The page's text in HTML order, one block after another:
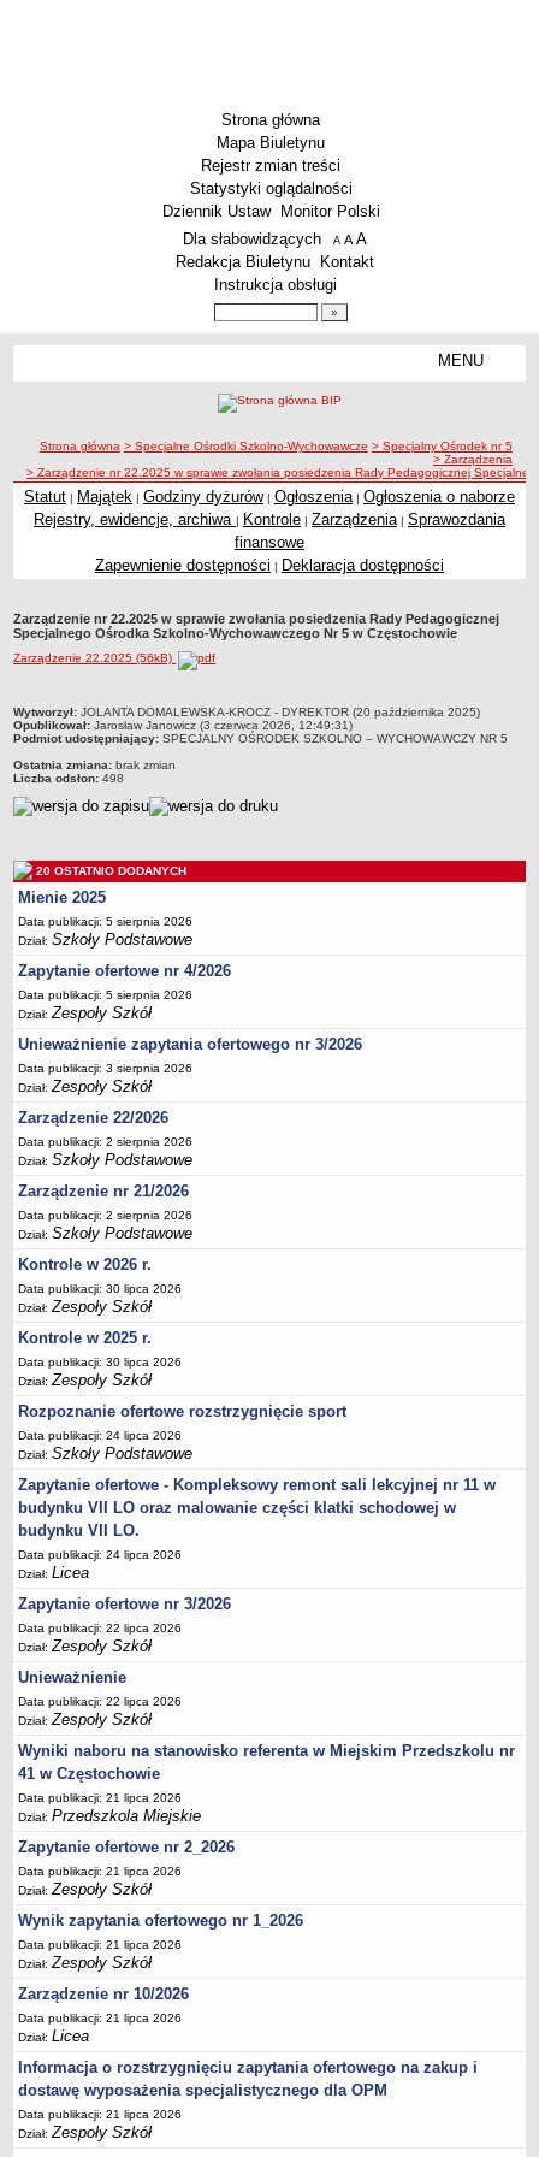
Strona główna
Mapa Biuletynu
Rejestr zmian treści
Statystyki oglądalności
Dziennik Ustaw
Monitor Polski
Menu dodatkowe
Dla słabowidzących A pomniejsz czcionkę
A standardowy rozmiar czcionki
A
Redakcja Biuletynu
Kontakt
Instrukcja obsługi
MENU
Licea
Zespoły Szkół
Techniczne Zakłady Naukowe
Przedszkola Miejskie
Zlikwidowane gimnazja
Przekształcone szkoły i placówki
SPECJALNE OŚRODKI SZKOLNO-WYCHOWAWCZE
Specjalny Ośrodek nr 1
Specjalny Ośrodek nr 5
Dane podstawowe
Majątek
Ogłoszenie
Zarządzenia
Kontrole
Rejestry, ewidencje, archiwa
Sprawozdania
Deklaracja dostępności
PORADNIE PSYCHOLOGICZNO-PEDAGOGICZNE
Zespół Poradni
BIURO FINANSÓW OŚWIATY
Dane podstawowe
Statut
Majątek
Godziny dyżurów
Ogłoszenia
Zarządzenia
Rejestry, ewidencje, archiwa
Kontrole
PONOWNE WYKORZYSTYWANIE
Sprawozdania
Deklaracja dostępności
OŚWIADCZENIA MAJĄTKOWE
PONOWNE WYKORZYSTYWANIE
OCHRONA DANYCH OSOBOWYCH
ścieżka nawigacji
Strona główna > Specjalne Ośrodki Szkolno-Wychowawcze > Specjalny Ośrodek nr 5
> Zarządzenia
> Zarządzenie nr 22.2025 w sprawie zwołania posiedzenia Rady Pedagogicznej
Statut | Majątek | Godziny dyżurów| Ogłoszenia | Ogłoszenia o naborze
Rejestry, ewidencje, archiwa | Kontrole | Zarządzenia | Sprawozdania
finansowe
Zapewnienie dostępności | Deklaracja dostępności
Zarządzenie nr 22.2025 w sprawie zwołania posiedzenia Rady Pedagogicznej
Specjalnego Ośrodka Szkolno-Wychowawczego Nr 5 w Częstochowie
Zarządzenie 22.2025 (56kB)
metryczka
Wytworzył: JOLANTA DOMALEWSKA-KROCZ - DYREKTOR (20 października 2025)
Opublikował: Jarosław Janowicz (3 czerwca 2026, 12:49:31)
Podmiot udostępniający: SPECJALNY OŚRODEK SZKOLNO – WYCHOWAWCZY NR 5
Ostatnia zmiana: brak zmian
Liczba odsłon: 498
20 OSTATNIO DODANYCH
Mienie 2025
Data publikacji: 5 sierpnia 2026
Dział:Szkoły Podstawowe
Zapytanie ofertowe nr 4/2026
Data publikacji: 5 sierpnia 2026
Dział:Zespoły Szkół
Unieważnienie zapytania ofertowego nr 3/2026
Data publikacji: 3 sierpnia 2026
Dział:Zespoły Szkół
Zarządzenie 22/2026
Data publikacji: 2 sierpnia 2026
Dział:Szkoły Podstawowe
Zarządzenie nr 21/2026
Data publikacji: 2 sierpnia 2026
Dział:Szkoły Podstawowe
Kontrole w 2026 r.
Data publikacji: 30 lipca 2026
Dział:Zespoły Szkół
Kontrole w 2025 r.
Data publikacji: 30 lipca 2026
Dział:Zespoły Szkół
Rozpoznanie ofertowe rozstrzygnięcie sport
Data publikacji: 24 lipca 2026
Dział:Szkoły Podstawowe
Zapytanie ofertowe - Kompleksowy remont sali lekcyjnej nr 11 w
budynku VII LO oraz malowanie części klatki schodowej w
budynku VII LO.
Data publikacji: 24 lipca 2026
Dział:Licea
Zapytanie ofertowe nr 3/2026
Data publikacji: 22 lipca 2026
Dział:Zespoły Szkół
Unieważnienie
Data publikacji: 22 lipca 2026
Dział:Zespoły Szkół
Wyniki naboru na stanowisko referenta w Miejskim Przedszkolu nr
41 w Częstochowie
Data publikacji: 21 lipca 2026
Dział:Przedszkola Miejskie
Zapytanie ofertowe nr 2_2026
Data publikacji: 21 lipca 2026
Dział:Zespoły Szkół
Wynik zapytania ofertowego nr 1_2026
Data publikacji: 21 lipca 2026
Dział:Zespoły Szkół
Zarządzenie nr 10/2026
Data publikacji: 21 lipca 2026
Dział:Licea
Informacja o rozstrzygnięciu zapytania ofertowego na zakup i
dostawę wyposażenia specjalistycznego dla OPM
Data publikacji: 21 lipca 2026
Dział:Zespoły Szkół